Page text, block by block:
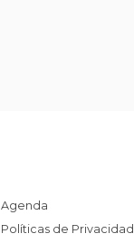
Agenda
Políticas de Privacidad